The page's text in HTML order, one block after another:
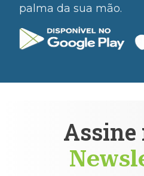
palma da sua mão.
Assine